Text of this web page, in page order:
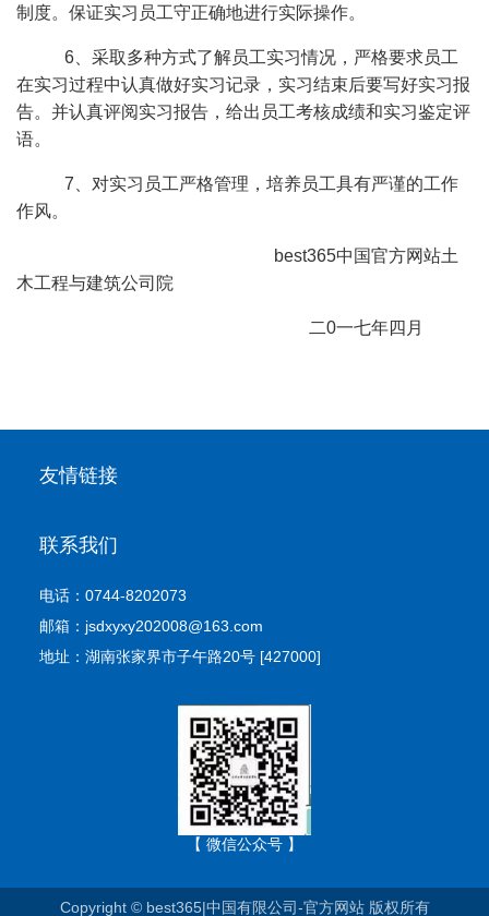
制度。保证实习员工守正确地进行实际操作。
6、采取多种方式了解员工实习情况，严格要求员工
在实习过程中认真做好实习记录，实习结束后要写好实习报
告。并认真评阅实习报告，给出员工考核成绩和实习鉴定评
语。
7、对实习员工严格管理，培养员工具有严谨的工作
作风。
best365中国官方网站土
木工程与建筑公司院
二0一七年四月
友情链接
联系我们
电话：0744-8202073
邮箱：jsdxyxy202008@163.com
地址：湖南张家界市子午路20号 [427000]
【 微信公众号 】
Copyright © best365|中国有限公司-官方网站 版权所有